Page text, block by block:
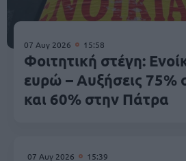
07 Αυγ 2026 15:58
Φοιτητική στέγη:
ευρώ – Αυξήσεις 75%
και 60% στην Πάτρα
07 Αυγ 2026 15:39